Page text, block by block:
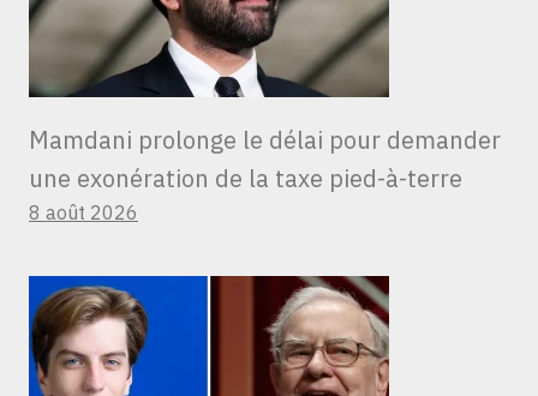
Mamdani prolonge le délai pour demander
une exonération de la taxe pied-à-terre
8 août 2026